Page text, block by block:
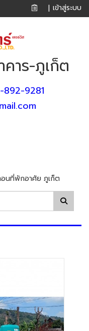
| เข้าสู่ระบบ
าร-ภูเก็ต
892-9281
นที่พักอาศัย ภูเก็ต